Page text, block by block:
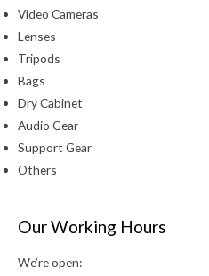
Video Cameras
Lenses
Tripods
Bags
Dry Cabinet
Audio Gear
Support Gear
Others
Our Working Hours
We’re open: